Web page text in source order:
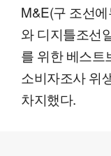
M&E(구 조선
와 디지틀조선
를 위한 베스트
소비자조사 위
차지했다.